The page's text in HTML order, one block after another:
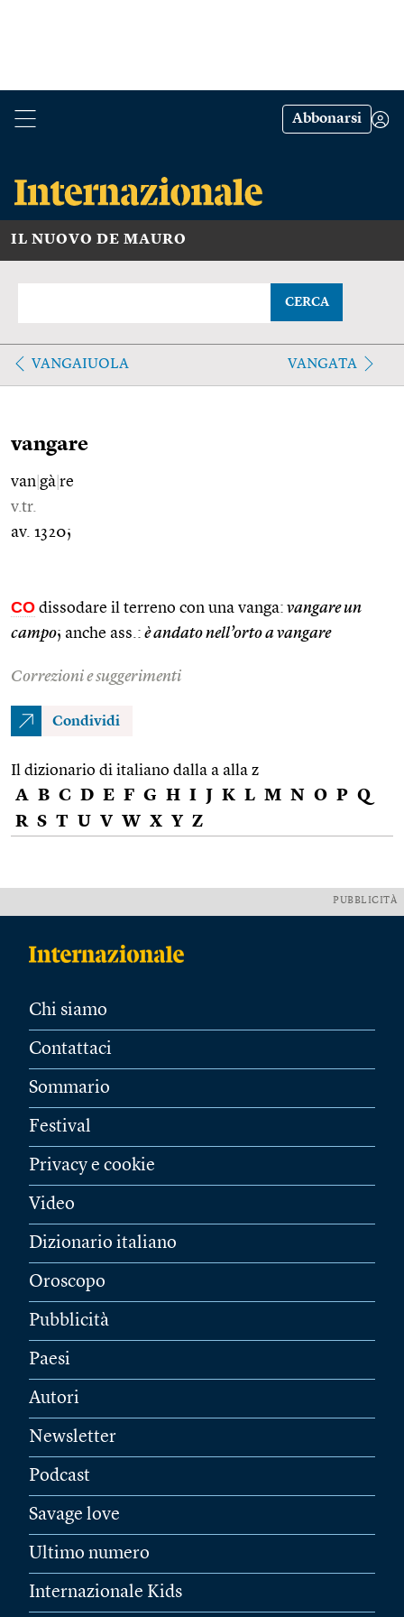
Abbonarsi
IL NUOVO DE MAURO
CERCA
VANGAIUOLA VANGATA
vangare
van gà re
v.tr.
av. 1320;
CO dissodare il terreno con una vanga: vangare un
campo; anche ass.: è andato nell’orto a vangare
Correzioni e suggerimenti
Condividi
Il dizionario di italiano dalla a alla z
A B C D E F G H I J K L M N O P Q
R S T U V W X Y Z
PUBBLICITÀ
Chi siamo
Contattaci
Sommario
Festival
Privacy e cookie
Video
Dizionario italiano
Oroscopo
Pubblicità
Paesi
Autori
Newsletter
Podcast
Savage love
Ultimo numero
Internazionale Kids